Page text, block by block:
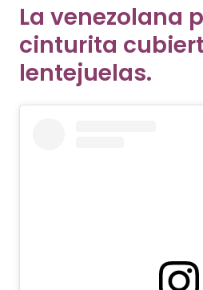
La venezolana
cinturita
lentejuelas.